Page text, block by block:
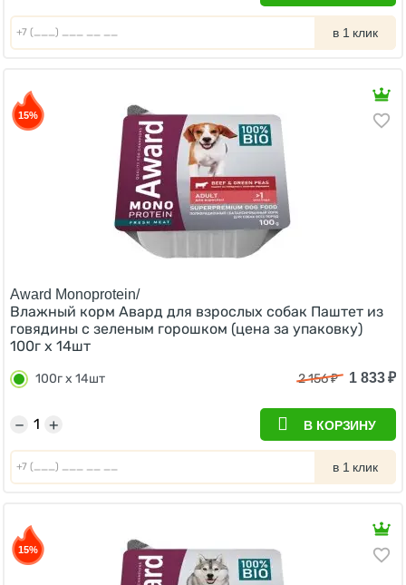
в 1 клик
15%
Award Monoprotein/
Влажный корм Авард для взрослых собак Паштет из
говядины с зеленым горошком (цена за упаковку)
100г х 14шт
100г х 14шт 2 156₽ 1 833₽
+
− В КОРЗИНУ
в 1 клик
15%